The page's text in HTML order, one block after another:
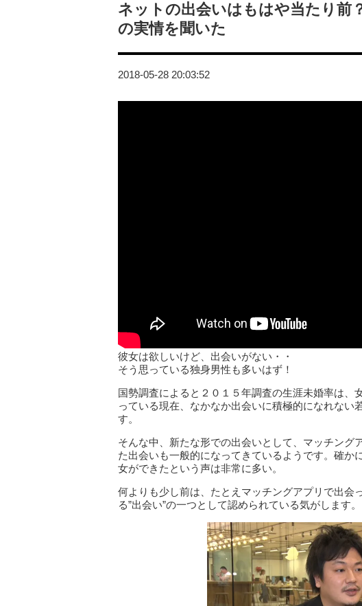
ネットの出会いはもはや当たり前
の実情を聞いた
2018-05-28 20:03:52
彼女は欲しいけど、出会いがない・・
そう思っている独身男性も多いはず！
国勢調査によると２０１５年調査の生涯未婚率は、
っている現在、なかなか出会いに積極的になれない
す。
そんな中、新たな形での出会いとして、マッチング
た出会いも一般的になってきているようです。確か
女ができたという声は非常に多い。
何よりも少し前は、たとえマッチングアプリで出会
る”出会い”の一つとして認められている気がします。